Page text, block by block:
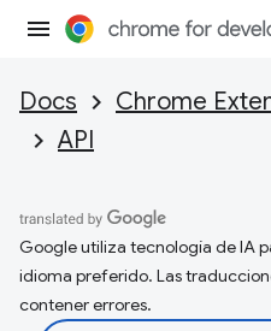
Docs Chrome
API
Google utiliza tecnología de IA
idioma preferido. Las
contener errores.